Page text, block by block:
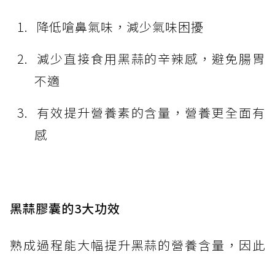
降低嗆鼻氣味，減少氣味困擾
減少直接食用黑蒜的辛辣感，避免腸胃
不適
有效提升營養素的含量，營養更全面有
感
黑蒜膠囊的3大功效
熟成過程能大幅提升黑蒜的營養含量，因此